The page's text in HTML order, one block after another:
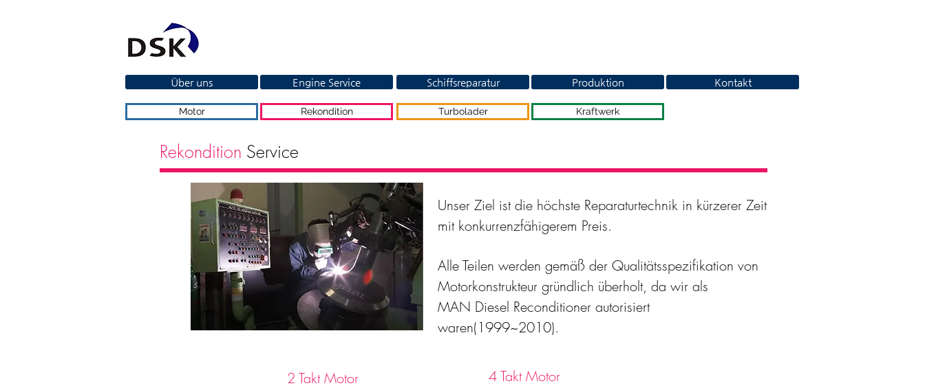
Über uns Engine Service Schiffsreparatur Produktion Kontakt
Motor Rekondition Turbolader Kraftwerk
Rekondition Service
Unser Ziel ist die höchste Reparaturtechnik in kürzerer Zeit
mit konkurrenzfähigerem Preis.
Alle Teilen werden gemäß der Qualitätsspezifikation von
Motorkonstrukteur gründlich überholt, da wir als
MAN Diesel Reconditioner autorisiert
waren(1999~2010).
2 Takt Motor
4 Takt Motor